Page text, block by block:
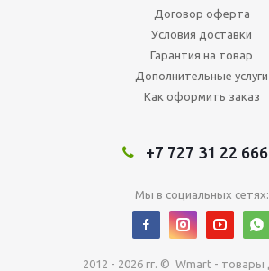
Договор оферта
Условия доставки
Гарантия на товар
Дополнительные услуги
Как оформить заказ
+7 727 31 22 666
Мы в социальных сетях:
2012 - 2026 гг. © Wmart -